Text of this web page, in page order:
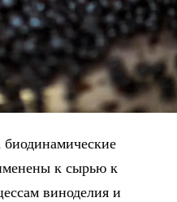
биодинамические
к сырью к
виноделия и